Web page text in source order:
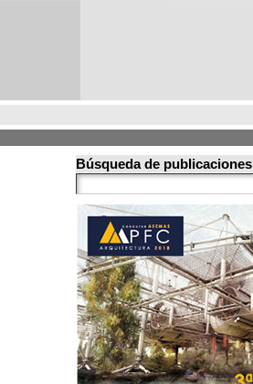
Búsqueda de publicaciones